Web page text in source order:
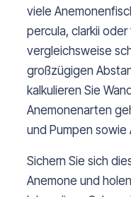
viele
percula, clarkii
vergleichsweise
großzügigen
kalkulieren Sie
Anemonenarten
und Pumpen sowie
Sichern Sie sich
Anemone und